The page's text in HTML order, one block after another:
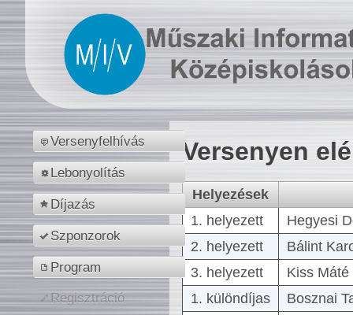
Versenyfelhívás
Lebonyolítás
Díjazás
Szponzorok
Program
Regisztráció
Versenyen
Helyezések
1. helyezett
Hegyesi
2. helyezett
Bálint
3. helyezett
Kiss
1. különdíjas
Bosznai